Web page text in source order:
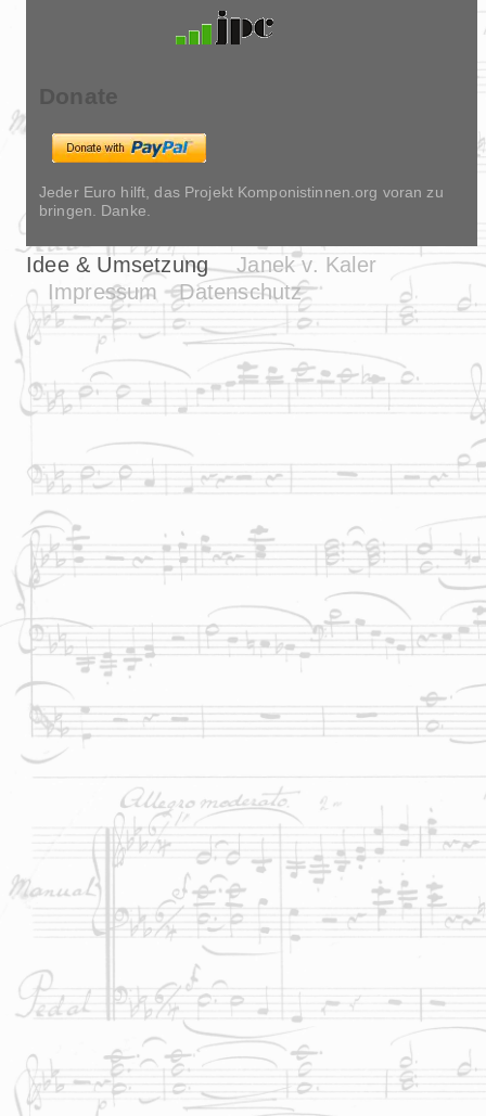
Donate
Jeder Euro hilft, das Projekt Komponistinnen.org voran zu
bringen. Danke.
Idee & Umsetzung
Janek v. Kaler
Impressum
Datenschutz